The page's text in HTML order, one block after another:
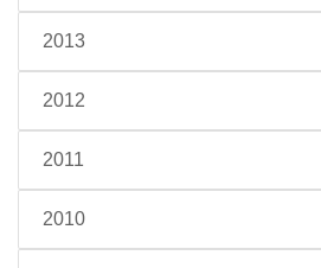
2013
2012
2011
2010